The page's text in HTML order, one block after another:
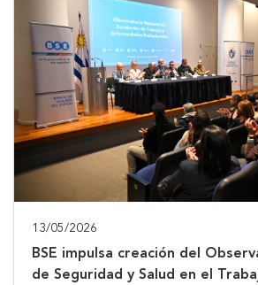
13/05/2026
BSE impulsa creación del
de Seguridad y Salud en el